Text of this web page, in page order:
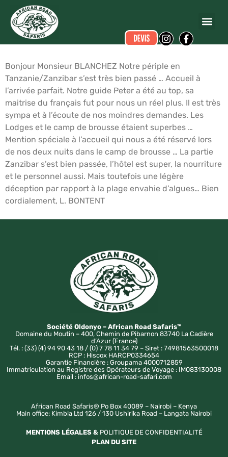
Lionel BONTENT
Dates du voyage : du 08/08/2018 au 22/08/2018
Bonjour Monsieur BLANCHEZ Notre périple en
Tanzanie/Zanzibar s’est très bien passé … Accueil à
l’arrivée parfait. Notre guide Peter a été au top, sa
maitrise du français fut pour nous un réel plus. Il est très
sympa et à l’écoute de nos moindres demandes. Les
Lodges et le camp de brousse étaient superbes …
Mention spéciale à l’accueil qui nous a été réservé lors
de nos deux nuits dans le camp de brousse … La partie
Zanzibar s’est bien passée, l’hôtel est super, la nourriture
et le personnel aussi. Mais toutefois une légère
déception par rapport à la plage envahie d’algues… Bien
cordialement, L. BONTENT
Société Oldonyo – African Road Safaris™
Domaine du Moutin – 400, Chemin de Pibarnon 83740 La Cadière
d’Azur (France)
Tél. : (33) (4) 94 90 43 18 / (0) 7 78 11 34 79 – Siret : 74981563500018
RCP : Hiscox HARCP0334654
Garantie Financière : Groupama 4000712859
Immatriculation au Registre des Opérateurs de Voyage : IM083130008
Email : infos@african-road-safari.com
African Road Safaris® Po Box 40089 – Nairobi – Kenya
Main office: Kimbla Ltd 126 / 130 Ushirika Road – Langata Nairobi
MENTIONS LÉGALES & POLITIQUE DE CONFIDENTIALITÉ
PLAN DU SITE